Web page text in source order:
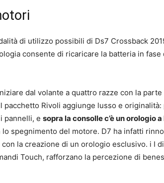
di utilizzo possibili di Ds7 Crossback
consente di ricaricare la batteria in fase
dal volante a quattro razze con la
pacchetto Rivoli aggiunge lusso e
pannelli, e sopra la consolle c’è un orologio
lo spegnimento del motore. D7 ha infatti
la creazione di un orologio esclusivo. i I
Touch, rafforzano la percezione di